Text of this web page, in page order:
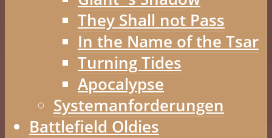
They Shall not Pass
In the Name of the Tsar
Turning Tides
Apocalypse
Systemanforderungen
Battlefield Oldies